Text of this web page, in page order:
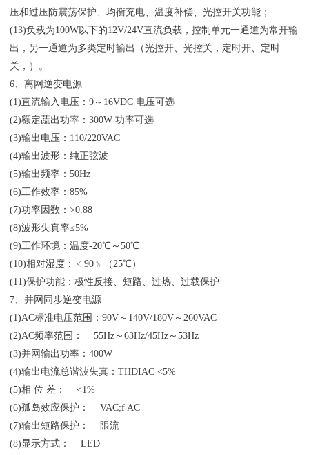
压和过压防震荡保护、均衡充电、温度补偿、光控开关功能；
(13)负载为100W以下的12V/24V直流负载，控制单元一通道为常开输
出，另一通道为多类定时输出（光控开、光控关，定时开、定时
关，）。
6、离网逆变电源
(1)直流输入电压：9～16VDC 电压可选
(2)额定蔬出功率：300W 功率可选
(3)输出电压：110/220VAC
(4)输出波形：纯正弦波
(5)输出频率：50Hz
(6)工作效率：85%
(7)功率因数：>0.88
(8)波形失真率≤5%
(9)工作环境：温度-20℃～50℃
(10)相对湿度：﹤90﹪（25℃）
(11)保护功能：极性反接、短路、过热、过载保护
7、并网同步逆变电源
(1)AC标准电压范围：90V～140V/180V～260VAC
(2)AC频率范围： 55Hz～63Hz/45Hz～53Hz
(3)并网输出功率：400W
(4)输出电流总谐波失真：THDIAC <5%
(5)相 位 差： <1%
(6)孤岛效应保护： VAC;f AC
(7)输出短路保护： 限流
(8)显示方式： LED